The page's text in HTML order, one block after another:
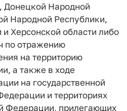
Донецкой Народной
Народной Республики,
Херсонской области либо
по отражению
на территорию
а также в ходе
на государственной
и территориях
Федерации, прилегающих